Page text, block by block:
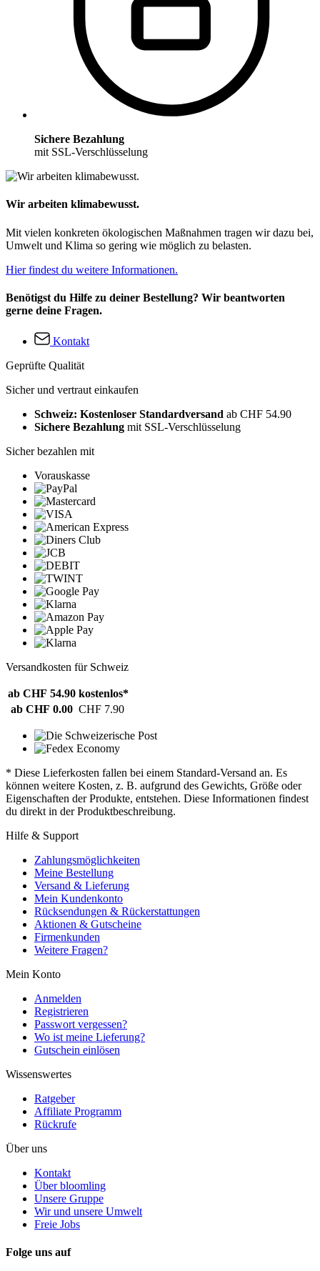
Sichere Bezahlung
mit SSL-Verschlüsselung
Wir arbeiten klimabewusst.
Mit vielen konkreten ökologischen Maßnahmen tragen wir dazu bei,
Umwelt und Klima so gering wie möglich zu belasten.
Hier findest du weitere Informationen.
Benötigst du Hilfe zu deiner Bestellung? Wir beantworten
gerne deine Fragen.
Kontakt
Geprüfte Qualität
Sicher und vertraut einkaufen
Schweiz: Kostenloser Standardversand ab CHF 54.90
Sichere Bezahlung mit SSL-Verschlüsselung
Sicher bezahlen mit
Vorauskasse
Versandkosten für Schweiz
ab CHF 54.90 kostenlos*
ab CHF 0.00 CHF 7.90
* Diese Lieferkosten fallen bei einem Standard-Versand an. Es
können weitere Kosten, z. B. aufgrund des Gewichts, Größe oder
Eigenschaften der Produkte, entstehen. Diese Informationen findest
du direkt in der Produktbeschreibung.
Hilfe & Support
Zahlungsmöglichkeiten
Meine Bestellung
Versand & Lieferung
Mein Kundenkonto
Rücksendungen & Rückerstattungen
Aktionen & Gutscheine
Firmenkunden
Weitere Fragen?
Mein Konto
Anmelden
Registrieren
Passwort vergessen?
Wo ist meine Lieferung?
Gutschein einlösen
Wissenswertes
Ratgeber
Affiliate Programm
Rückrufe
Über uns
Kontakt
Über bloomling
Unsere Gruppe
Wir und unsere Umwelt
Freie Jobs
Folge uns auf